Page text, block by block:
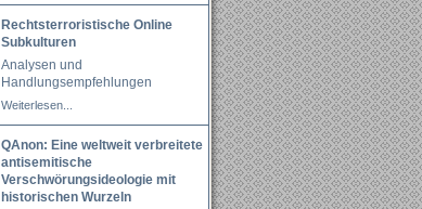
Rechtsterroristische Online
Subkulturen
Analysen und
Handlungsempfehlungen
Weiterlesen...
QAnon: Eine weltweit verbreitete
antisemitische
Verschwörungsideologie mit
historischen Wurzeln